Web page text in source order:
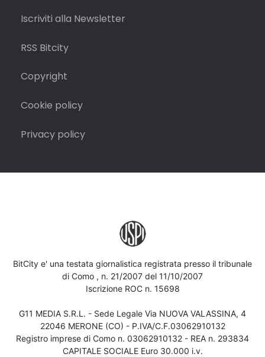
Iscriviti alla Newsletter
RSS Bitcity
Copyright
Cookie policy
Privacy policy
BitCity e' una testata giornalistica registrata presso il tribunale
di Como , n. 21/2007 del 11/10/2007
Iscrizione ROC n. 15698
G11 MEDIA S.R.L. - Sede Legale Via NUOVA VALASSINA, 4
22046 MERONE (CO) - P.IVA/C.F.03062910132
Registro imprese di Como n. 03062910132 - REA n. 293834
CAPITALE SOCIALE Euro 30.000 i.v.